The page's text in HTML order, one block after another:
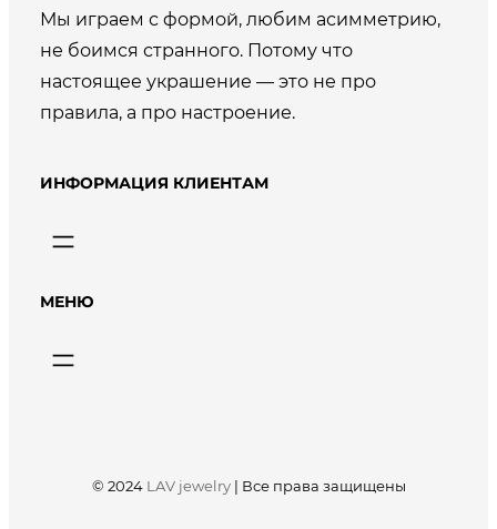
Мы играем с формой, любим асимметрию,
не боимся странного. Потому что
настоящее украшение — это не про
правила, а про настроение.
ИНФОРМАЦИЯ КЛИЕНТАМ
МЕНЮ
© 2024 LAV jewelry| Все права защищены